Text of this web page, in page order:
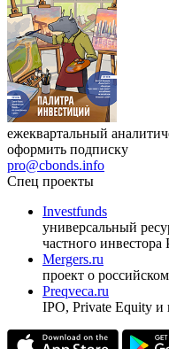
ежеквартальный
оформить подписку
pro@cbonds.info
Спец проекты
Investfunds
универсальный
частного инвестора
Mergers.ru
проект о
Preqveca.ru
IPO, Private Equity и